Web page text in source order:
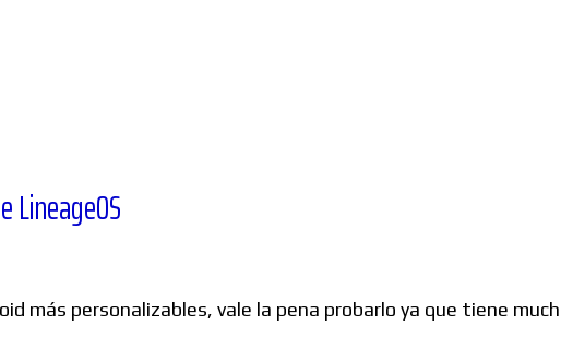
más personalizables, vale la pena probarlo ya que tiene